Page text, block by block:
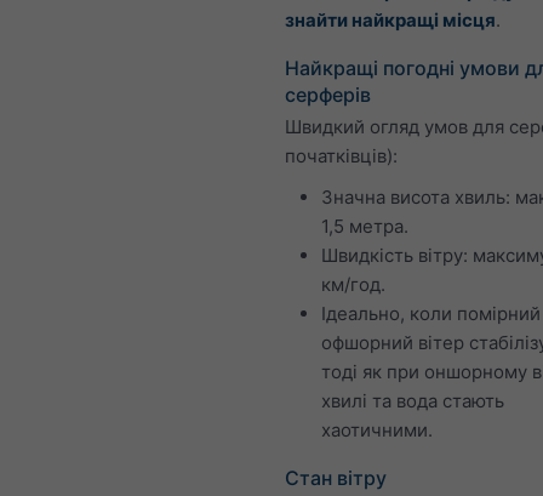
знайти найкращі місця.
Найкращі погодні умови
серферів
Швидкий огляд умов для
початківців):
Значна висота хвиль:
1,5 метра.
Швидкість вітру:
км/год.
Ідеально, коли помірний
офшорний вітер
тоді як при оншорному
хвилі та вода стають
хаотичними.
Стан вітру